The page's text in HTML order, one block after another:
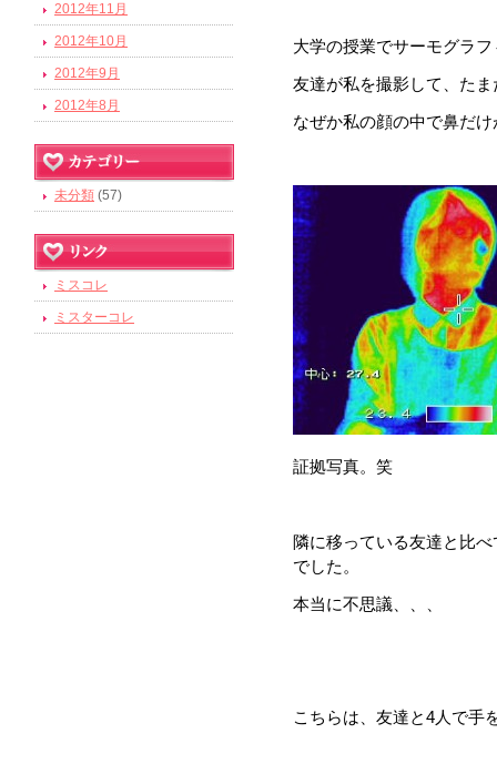
大学の授業でサーモグラ
友達が私を撮影して、た
なぜか私の顔の中で鼻だ
証拠写真。笑
隣に移っている友達と比
でした。
本当に不思議、、、
こちらは、友達と4人で手
2012年11月
2012年10月
2012年9月
2012年8月
未分類 (57)
ミスコレ
ミスターコレ